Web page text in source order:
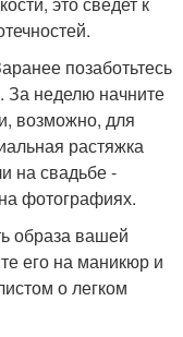
позаботьтесь
За неделю начните
возможно, для
растяжка
на свадьбе -
фотографиях.
образа вашей
его на маникюр и
о легком